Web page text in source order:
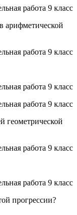
арифметической
геометрической
прогрессии?